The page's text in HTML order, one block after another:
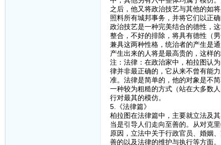
之后，他又将政治技艺与其他的如
照料所有城邦事务，并将它们以正
政治技艺是一种完美结合的德性，
整合，不好的排除，将具有德性（
兼具这两种性格，统治者的产生是
产生出来的人将是最高贵的，这样
注：法律：在政治家中，柏拉图认
律并非最正确的，它从来不曾有能
准。法律是简单的，他的对象是不
一种较为粗糙的方式（站在大多数
行对最其的模仿。
5.《法律篇》
柏拉图在法律篇中，主要就立法及
当是引导人们走向至善的。从对克
原因，立法中关于行政官员、婚姻
善的以及法律的维护与执行等方面